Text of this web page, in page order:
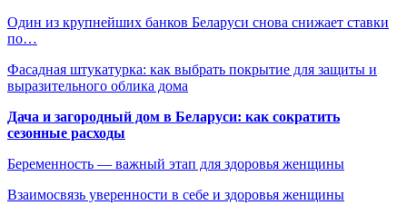
Один из крупнейших банков Беларуси снова снижает ставки
по…
Фасадная штукатурка: как выбрать покрытие для защиты и
выразительного облика дома
Дача и загородный дом в Беларуси: как сократить
сезонные расходы
Беременность — важный этап для здоровья женщины
Взаимосвязь уверенности в себе и здоровья женщины